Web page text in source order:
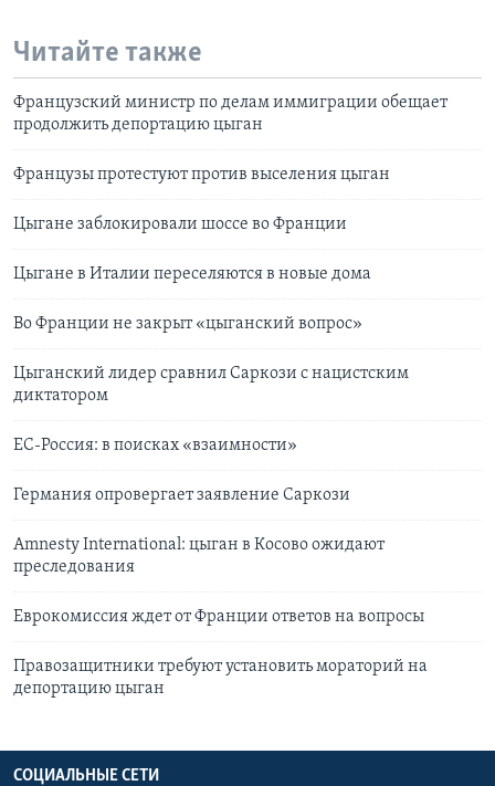
Читайте также
Французский министр по делам иммиграции обещает
продолжить депортацию цыган
Французы протестуют против выселения цыган
Цыгане заблокировали шоссе во Франции
Цыгане в Италии переселяются в новые дома
Во Франции не закрыт «цыганский вопрос»
Цыганский лидер сравнил Саркози с нацистским
диктатором
ЕС-Россия: в поисках «взаимности»
Германия опровергает заявление Саркози
Amnesty International: цыган в Косово ожидают
преследования
Еврокомиссия ждет от Франции ответов на вопросы
Правозащитники требуют установить мораторий на
депортацию цыган
СОЦИАЛЬНЫЕ СЕТИ